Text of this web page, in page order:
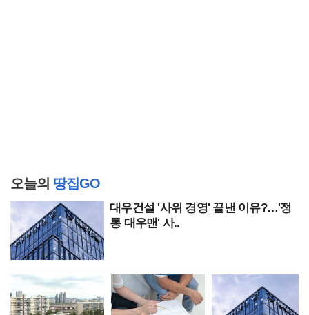
오늘의 땅집GO
대우건설 '사위 경영' 끝낸 이유?…'정
통 대우맨' 사..